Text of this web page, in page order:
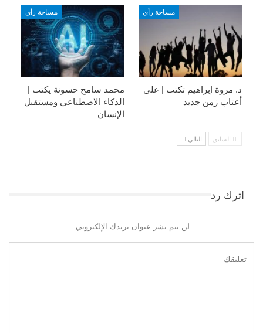
مساحة رأي
محمد سامح حسونة يكتب |
الذكاء الاصطناعي ومستقبل
الإنسان
مساحة رأي
د. مروة إبراهيم تكتب | على
أعتاب زمن جديد
السابق التالي
اترك رد
لن يتم نشر عنوان بريدك الإلكتروني.